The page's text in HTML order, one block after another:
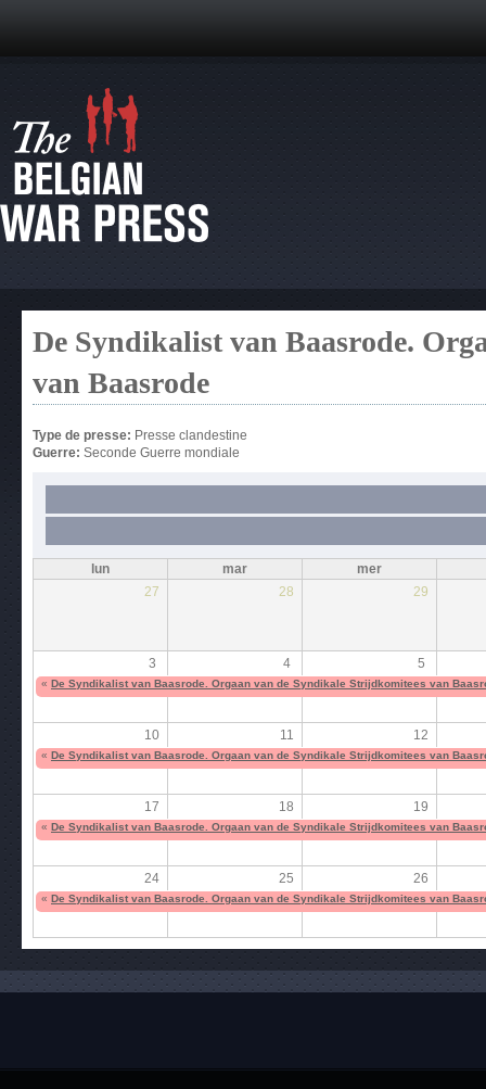
De Syndikalist van Baasrode.
van Baasrode
Type de presse: Presse clandestine
Guerre: Seconde Guerre mondiale
lun mar
mer
27
28 29
3 4 5
« De Syndikalist van Baasrode. Orgaan van de Syndikale Strijdkomitees van
10 11 12
« De Syndikalist van Baasrode. Orgaan van de Syndikale Strijdkomitees van
17 18 19
« De Syndikalist van Baasrode. Orgaan van de Syndikale Strijdkomitees van
24 25 26
« De Syndikalist van Baasrode. Orgaan van de Syndikale Strijdkomitees van